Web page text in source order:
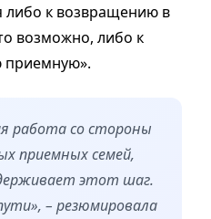
либо к возвращению в
возможно, либо к
приемную».
работа со стороны
приемных семей,
этот шаг.
– резюмировала